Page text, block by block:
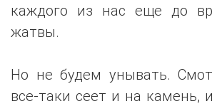
каждого из нас еще до
жатвы.
Но не будем унывать.
все-таки сеет и на камень,